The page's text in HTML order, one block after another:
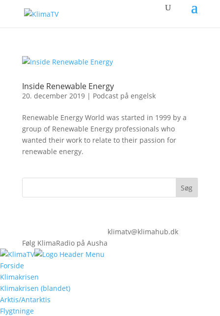
Inside Renewable Energy
20. december 2019| Podcast på engelsk
Renewable Energy World was started in 1999 by a
group of Renewable Energy professionals who
wanted their work to relate to their passion for
renewable energy.
Følg KlimaRadio på Ausha
klimatv@klimahub.dk
Forside
Klimakrisen
Klimakrisen (blandet)
Arktis/Antarktis
Flygtninge